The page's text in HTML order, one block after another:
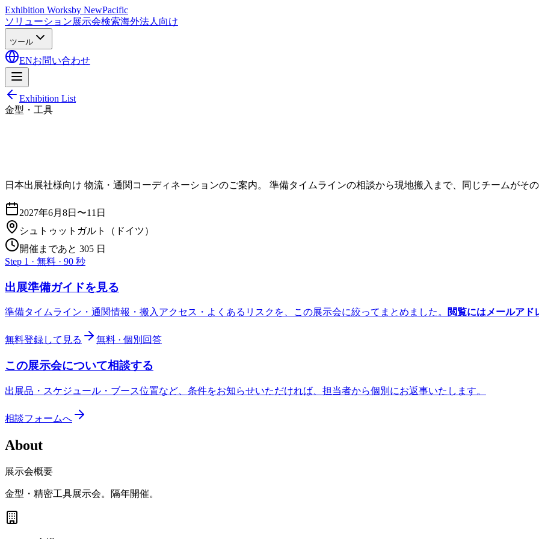
Exhibition Worksby NewPacific
ソリューション展示会検索海外法人向け
ツール
ENお問い合わせ
Exhibition List
金型・工具
日本出展社様向け 物流・通関コーディネーションのご案内。 準備タイムラインの相談から現地搬入まで、同じチームがその
2027年6月8日〜11日
シュトゥットガルト
（ドイツ）
開催まであと 305 日
Step 1 · 無料 · 90 秒
出展準備ガイドを見る
準備タイムライン・通関情報・搬入アクセス・よくあるリスクを、この展示会に絞ってまとめました。 閲覧にはメールアド
無料登録して見る 無料 · 個別回答
この展示会について相談する
出展品・スケジュール・ブース位置など、条件をお知らせいただければ、担当者から個別にお返事いたします。
相談フォームへ
About
展示会概要
金型・精密工具展示会。隔年開催。